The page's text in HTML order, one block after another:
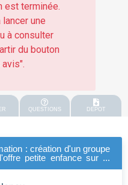
est terminée.
une
à consulter
du bouton
QUESTIONS DEPOT
: création d'un groupe
petite enfance sur la